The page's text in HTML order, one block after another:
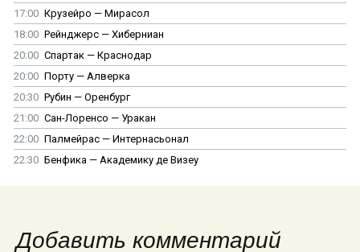
17:00 Крузейро — Мирасол
18:00 Рейнджерс — Хиберниан
20:00 Спартак — Краснодар
20:00 Порту — Алверка
20:30 Рубин — Оренбург
21:00 Сан-Лоренсо — Уракан
22:00 Палмейрас — Интернасьонал
22:30 Бенфика — Академику де Визеу
Добавить комментарий